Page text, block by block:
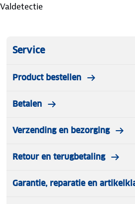
Valdetectie
Service
Product bestellen
Betalen
Verzending en bezorging
Retour en terugbetaling
Garantie, reparatie en